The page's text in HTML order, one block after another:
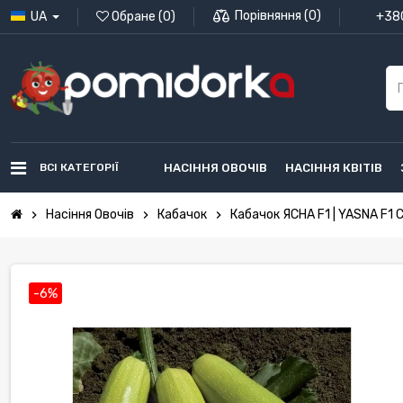
UA Обране (0) Порівняння (0)
ВСІ КАТЕГОРІЇ НАСІННЯ ОВОЧІВ НАСІННЯ КВІТІВ
chevron_right Насіння Овочів chevron_right Кабачок chevron_right Кабачок ЯСНА F1 | YASNA F1
-6%